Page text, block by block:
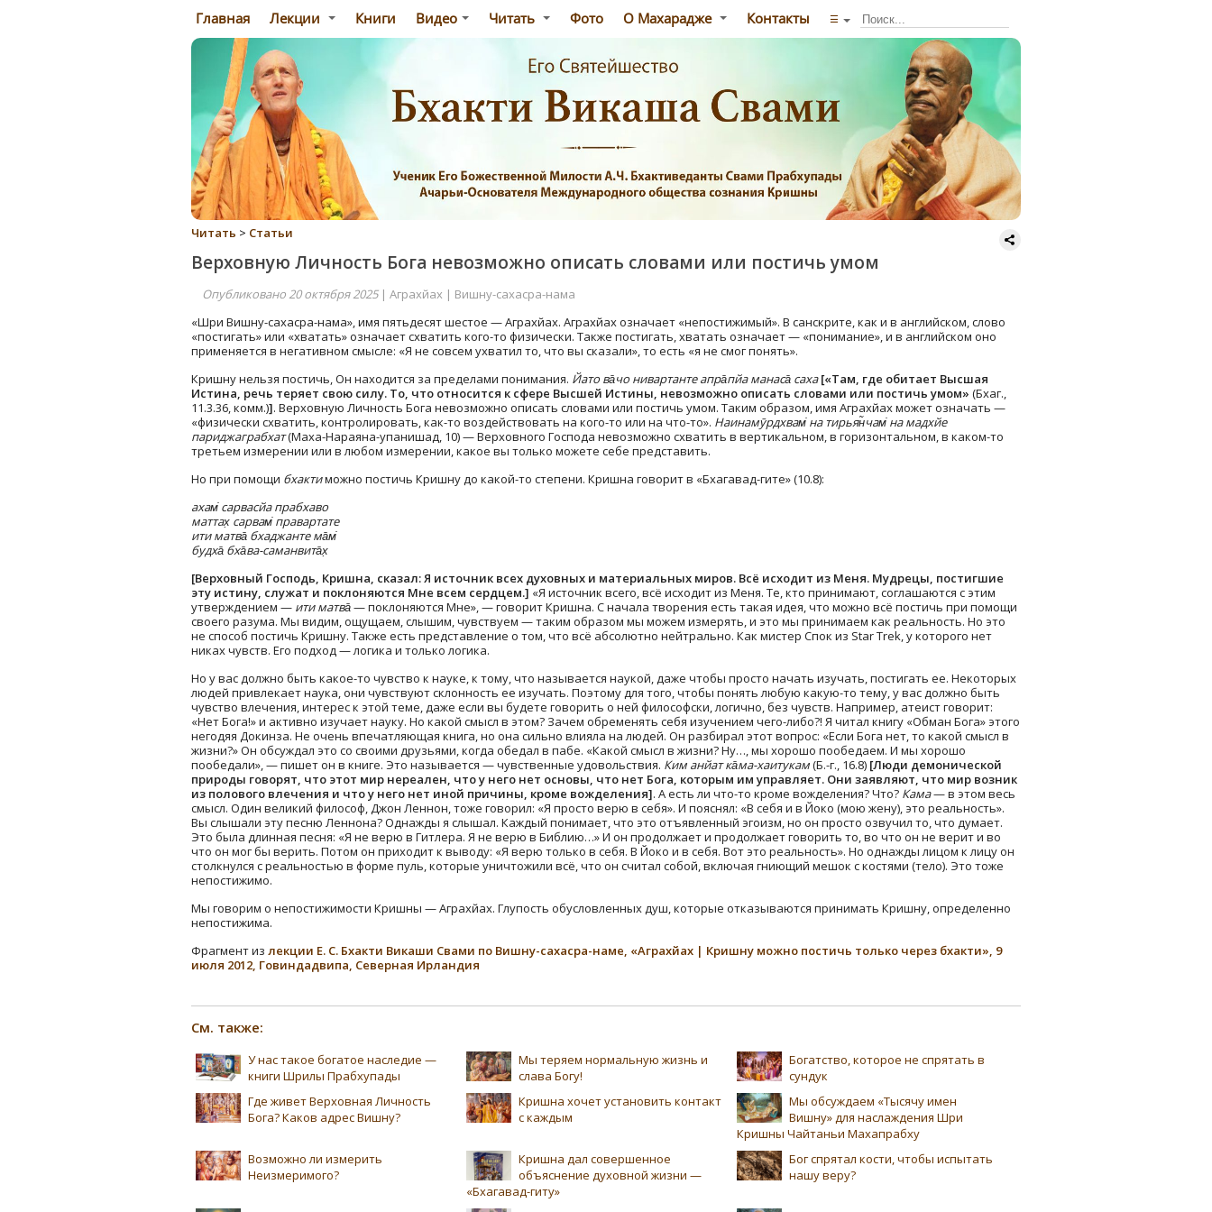
Главная Лекции Книги Видео Читать Фото О Махарадже Контакты ☰
Читать > Статьи
Верховную Личность Бога невозможно описать словами или постичь умом
Опубликовано 20 октября 2025| Аграхйах | Вишну-сахасра-нама
«Шри Вишну-сахасра-нама», имя пятьдесят шестое — Аграхйах. Аграхйах означает «непостижимый». В санскрите, как и в английском, слово
«постигать» или «хватать» означает схватить кого-то физически. Также постигать, хватать означает — «понимание», и в английском оно
применяется в негативном смысле: «Я не совсем ухватил то, что вы сказали», то есть «я не смог понять».
Кришну нельзя постичь, Он находится за пределами понимания. Йато ва̄чо нивартанте апра̄пйа манаса̄ саха [«Там, где обитает Высшая
Истина, речь теряет свою силу. То, что относится к сфере Высшей Истины, невозможно описать словами или постичь умом» (Бхаг.,
11.3.36, комм.)]. Верховную Личность Бога невозможно описать словами или постичь умом. Таким образом, имя Аграхйах может означать —
«физически схватить, контролировать, как-то воздействовать на кого-то или на что-то». Наинамӯрдхвам̇ на тирьян̃чам̇ на мадхйе
париджаграбхат(Маха-Нараяна-упанишад, 10) — Верховного Господа невозможно схватить в вертикальном, в горизонтальном, в каком-то
третьем измерении или в любом измерении, какое вы только можете себе представить.
Но при помощи бхактиможно постичь Кришну до какой-то степени. Кришна говорит в «Бхагавад-гите» (10.8):
ахам̇ сарвасйа прабхаво
маттах̣ сарвам̇ правартате
ити матва̄ бхаджанте ма̄м̇
будха̄ бха̄ва-саманвита̄х̣
[Верховный Господь, Кришна, сказал: Я источник всех духовных и материальных миров. Всё исходит из Меня. Мудрецы, постигшие
эту истину, служат и поклоняются Мне всем сердцем.] «Я источник всего, всё исходит из Меня. Те, кто принимают, соглашаются с этим
утверждением — ити матва̄— поклоняются Мне», — говорит Кришна. С начала творения есть такая идея, что можно всё постичь при помощи
своего разума. Мы видим, ощущаем, слышим, чувствуем — таким образом мы можем измерять, и это мы принимаем как реальность. Но это
не способ постичь Кришну. Также есть представление о том, что всё абсолютно нейтрально. Как мистер Спок из Star Trek, у которого нет
никах чувств. Его подход — логика и только логика.
Но у вас должно быть какое-то чувство к науке, к тому, что называется наукой, даже чтобы просто начать изучать, постигать ее. Некоторых
людей привлекает наука, они чувствуют склонность ее изучать. Поэтому для того, чтобы понять любую какую-то тему, у вас должно быть
чувство влечения, интерес к этой теме, даже если вы будете говорить о ней философски, логично, без чувств. Например, атеист говорит:
«Нет Бога!» и активно изучает науку. Но какой смысл в этом? Зачем обременять себя изучением чего-либо?! Я читал книгу «Обман Бога» этого
негодяя Докинза. Не очень впечатляющая книга, но она сильно влияла на людей. Он разбирал этот вопрос: «Если Бога нет, то какой смысл в
жизни?» Он обсуждал это со своими друзьями, когда обедал в пабе. «Какой смысл в жизни? Ну…, мы хорошо пообедаем. И мы хорошо
пообедали», — пишет он в книге. Это называется — чувственные удовольствия. Ким анйат ка̄ма-хаитукам(Б.-г., 16.8) [Люди демонической
природы говорят, что этот мир нереален, что у него нет основы, что нет Бога, которым им управляет. Они заявляют, что мир возник
из полового влечения и что у него нет иной причины, кроме вожделения]. А есть ли что-то кроме вожделения? Что? Кама— в этом весь
смысл. Один великий философ, Джон Леннон, тоже говорил: «Я просто верю в себя». И пояснял: «В себя и в Йоко (мою жену), это реальность».
Вы слышали эту песню Леннона? Однажды я слышал. Каждый понимает, что это отъявленный эгоизм, но он просто озвучил то, что думает.
Это была длинная песня: «Я не верю в Гитлера. Я не верю в Библию…» И он продолжает и продолжает говорить то, во что он не верит и во
что он мог бы верить. Потом он приходит к выводу: «Я верю только в себя. В Йоко и в себя. Вот это реальность». Но однажды лицом к лицу он
столкнулся с реальностью в форме пуль, которые уничтожили всё, что он считал собой, включая гниющий мешок с костями (тело). Это тоже
непостижимо.
Мы говорим о непостижимости Кришны — Аграхйах. Глупость обусловленных душ, которые отказываются принимать Кришну, определенно
непостижима.
Фрагмент из лекции Е. С. Бхакти Викаши Свами по Вишну-сахасра-наме, «Аграхйах | Кришну можно постичь только через бхакти», 9
июля 2012, Говиндадвипа, Северная Ирландия
См. также:
У нас такое богатое наследие —
книги Шрилы Прабхупады
Мы теряем нормальную жизнь и
слава Богу!
Богатство, которое не спрятать в
сундук
Где живет Верховная Личность
Бога? Каков адрес Вишну?
Кришна хочет установить контакт
с каждым
Мы обсуждаем «Тысячу имен
Вишну» для наслаждения Шри
Кришны Чайтаньи Махапрабху
Возможно ли измерить
Неизмеримого?
Кришна дал совершенное
объяснение духовной жизни —
«Бхагавад-гиту»
Бог спрятал кости, чтобы испытать
нашу веру?